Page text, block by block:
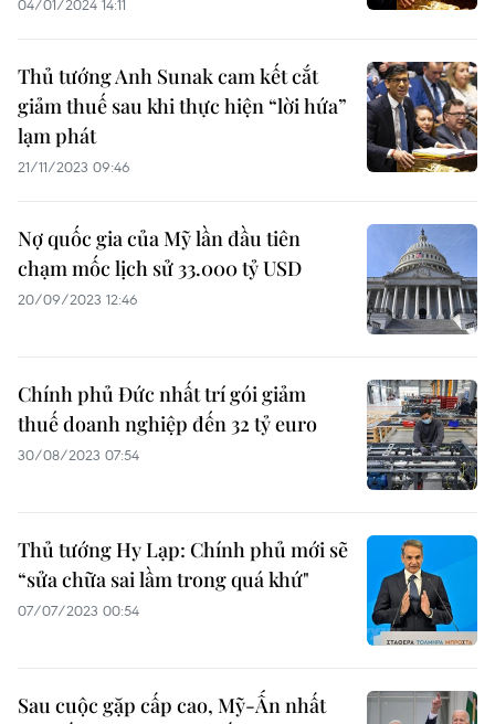
04/01/2024 14:11
Thủ tướng Anh Sunak cam kết cắt
giảm thuế sau khi thực hiện “lời hứa”
lạm phát
21/11/2023 09:46
Nợ quốc gia của Mỹ lần đầu tiên
chạm mốc lịch sử 33.000 tỷ USD
20/09/2023 12:46
Chính phủ Đức nhất trí gói giảm
thuế doanh nghiệp đến 32 tỷ euro
30/08/2023 07:54
Thủ tướng Hy Lạp: Chính phủ mới sẽ
“sửa chữa sai lầm trong quá khứ"
07/07/2023 00:54
Sau cuộc gặp cấp cao, Mỹ-Ấn nhất